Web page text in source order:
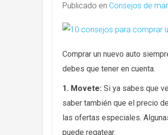
Publicado en Consejos de
Comprar un nuevo auto
debes que tener en cuenta.
1. Movete: Si ya sabes que
saber también que el precio
las ofertas especiales.
puede regatear.